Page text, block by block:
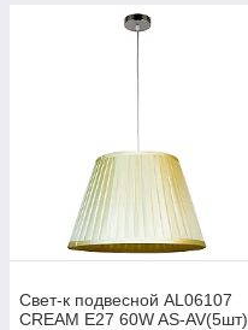
Свет-к подвесной AL06107
CREAM E27 60W AS-AV(5шт)